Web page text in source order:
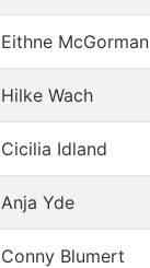
Eithne McGorman
Hilke Wach
Cicilia Idland
Anja Yde
Conny Blumert